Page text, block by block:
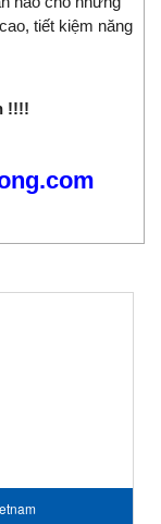
tiết kiệm năng
!!!!